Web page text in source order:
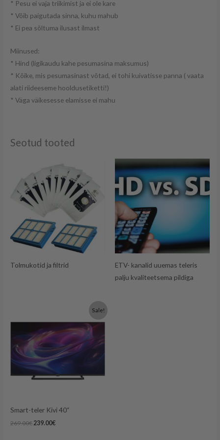
* Pesu ei vaja triikimist ja ei ole kare
* Võib paigutada sinna, kuhu mahub
* Ei pea sõltuma ilusast ilmast
Miinused:
* Hind (ligikaudu kahe pesumasina maksumus)
* Kõike, mis pesumasinast võtad, ei tohi kuivatisse panna ( vaata
alati riideeseme hooldusetiketti!)
* Väga väikesesse elamisse ei mahu
Seotud tooted
Tolmukotid ja filtrid
ETV- kanalid uuemas teleris
palju kvaliteetsema pildiga
Sale!
Smart-teler Kivi 40“
269.00€
oli:
269.00€.
239.00€
on:
239.00€.